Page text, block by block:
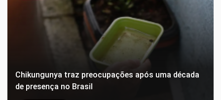
Chikungunya traz preocupações após uma década
de presença no Brasil